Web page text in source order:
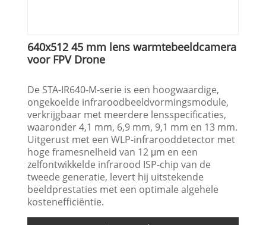
640x512 45 mm lens warmtebeeldcamera
voor FPV Drone
De STA-IR640-M-serie is een hoogwaardige,
ongekoelde infraroodbeeldvormingsmodule,
verkrijgbaar met meerdere lensspecificaties,
waaronder 4,1 mm, 6,9 mm, 9,1 mm en 13 mm.
Uitgerust met een WLP-infrarooddetector met
hoge framesnelheid van 12 μm en een
zelfontwikkelde infrarood ISP-chip van de
tweede generatie, levert hij uitstekende
beeldprestaties met een optimale algehele
kostenefficiëntie.